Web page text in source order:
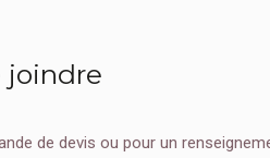
joindre
de devis ou pour un